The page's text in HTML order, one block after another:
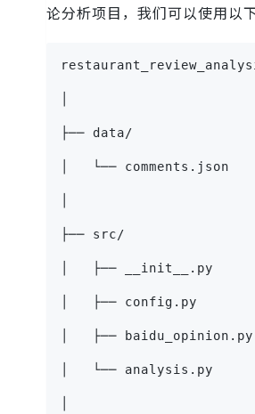
论分析项目，我们可以使用以
├── data/
│   └── comments.json
├── src/
│   ├── __init__.py
│   ├── config.py
│   ├── baidu_opinion.py
│   └── analysis.py